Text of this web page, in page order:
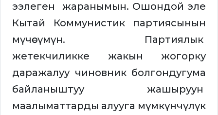
ээлеген жаранымын. Ошондой эле
Кытай Коммунистик партиясынын
мүчөсүмүн. Партиялык
жетекчиликке жакын жогорку
даражалуу чиновник болгондугума
байланыштуу жашыруун
маалыматтарды алууга мүмкүнчүлүк